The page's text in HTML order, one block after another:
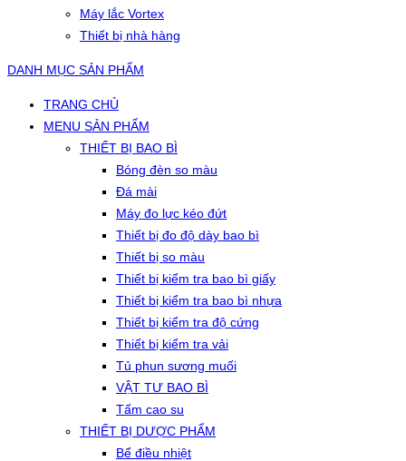
Máy lắc Vortex
Thiết bị nhà hàng
DANH MỤC SẢN PHẨM
TRANG CHỦ
MENU SẢN PHẨM
THIẾT BỊ BAO BÌ
Bóng đèn so màu
Đá mài
Máy đo lực kéo đứt
Thiết bị đo độ dày bao bì
Thiết bị so màu
Thiết bị kiểm tra bao bì giấy
Thiết bị kiểm tra bao bì nhựa
Thiết bị kiểm tra độ cứng
Thiết bị kiểm tra vải
Tủ phun sương muối
VẬT TƯ BAO BÌ
Tấm cao su
THIẾT BỊ DƯỢC PHẨM
Bể điều nhiệt